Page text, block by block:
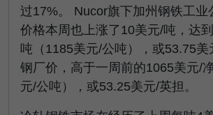
过17%。 Nucor旗下加州钢铁工业
价格本周也上涨了10美元/吨，达
吨（1185美元/公吨），或53.75美
钢厂价，高于一周前的1065美元/
元/公吨），或53.25美元/英担。